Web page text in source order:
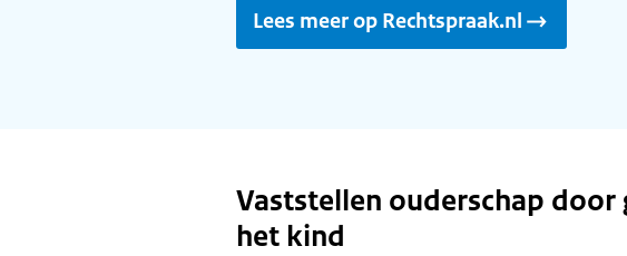
Lees meer op Rechtspraak.nl
Vaststellen ouderschap
het kind